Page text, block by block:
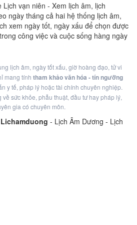
vạn niên - Xem lịch âm, lịch
ngày tháng cả hai hệ thống lịch âm,
xem ngày tốt, ngày xấu để chọn được
công việc và cuộc sống hàng ngày
lịch âm, ngày tốt xấu, giờ hoàng đạo, tử vi
mang tính tham khảo văn hóa - tín ngưỡng
y tế, pháp lý hoặc tài chính chuyên nghiệp.
sức khỏe, phẫu thuật, đầu tư hay pháp lý,
gia có chuyên môn.
Lichamduong - Lịch Âm Dương - Lịch